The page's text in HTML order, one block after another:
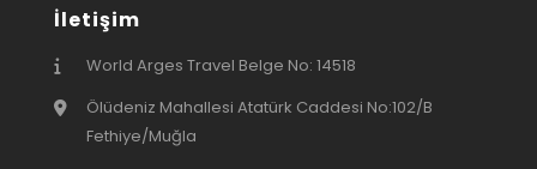
İletişim
World Arges Travel Belge No: 14518
Ölüdeniz Mahallesi Atatürk Caddesi No:102/B
Fethiye/Muğla